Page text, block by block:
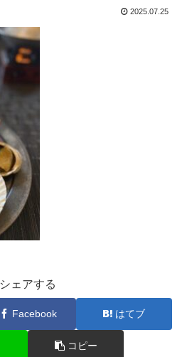
2025.07.25
シェアする
Facebook はてブ
コピー